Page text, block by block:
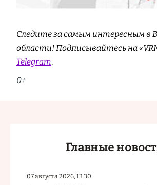
Следите за самым интересным в
области! Подписывайтесь на
Telegram.
0+
Главные
07 августа 2026, 13:30